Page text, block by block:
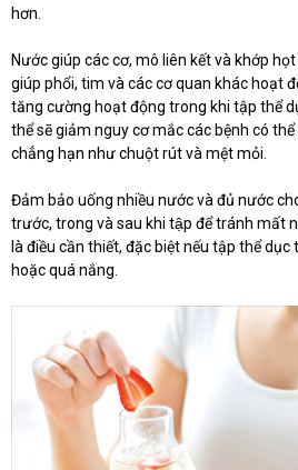
hơn.
Nước giúp các cơ, mô liên kết và khớp
giúp phổi, tim và các cơ quan khác hoạt
tăng cường hoạt động trong khi tập thể
thể sẽ giảm nguy cơ mắc các bệnh có
chẳng hạn như chuột rút và mệt mỏi.
Đảm bảo uống nhiều nước và đủ nước
trước, trong và sau khi tập để tránh mất
là điều cần thiết, đặc biệt nếu tập thể dục
hoặc quá nắng.